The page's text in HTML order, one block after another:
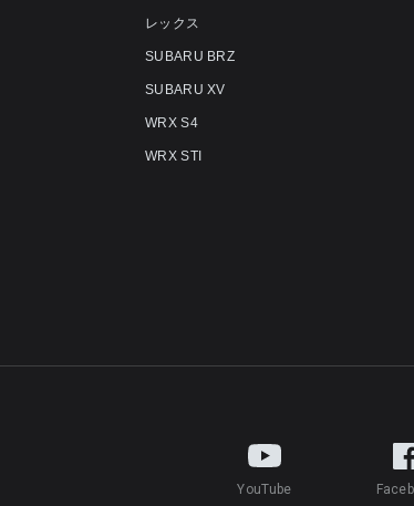
レックス
SUBARU BRZ
SUBARU XV
WRX S4
WRX STI
YouTube